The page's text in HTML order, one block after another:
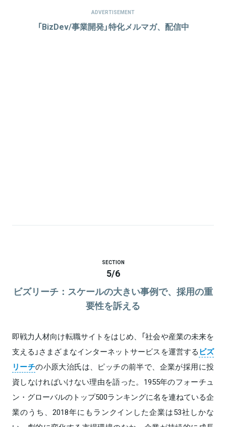
ADVERTISEMENT
「BizDev/事業開発」特化メルマガ、配信中
SECTION
5/6
ビズリーチ：スケールの大きい事例で、採用の重
要性を訴える
即戦力人材向け転職サイトをはじめ、「社会や産業の未来を
支える」さまざまなインターネットサービスを運営するビズ
リーチの小原大治氏は、ピッチの前半で、企業が採用に投
資しなければいけない理由を語った。1955年のフォーチュ
ン・グローバルのトップ500ランキングに名を連ねている企
業のうち、2018年にもランクインした企業は53社しかな